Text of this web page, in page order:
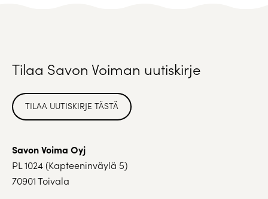
Tilaa Savon Voiman uutiskirje
TILAA UUTISKIRJE TÄSTÄ
Savon Voima Oyj
PL 1024 (Kapteeninväylä 5)
70901 Toivala